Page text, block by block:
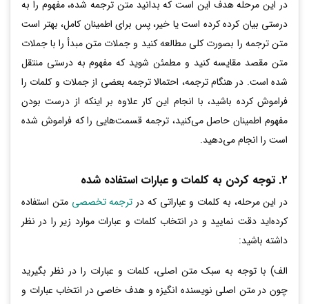
در این مرحله هدف این است که بدانید متن ترجمه شده، مفهوم را به
درستی بیان کرده کرده است یا خیر، پس برای اطمینان کامل، بهتر است
متن ترجمه را بصورت کلی مطالعه کنید و جملات متن مبدأ را با جملات
متن مقصد مقایسه کنید و مطمئن شوید که مفهوم به درستی منتقل
شده است. در هنگام ترجمه، احتمالا ترجمه بعضی از جملات و کلمات را
فراموش کرده باشید، با انجام این کار علاوه بر اینکه از درست بودن
مفهوم اطمینان حاصل می‌کنید، ترجمه قسمت‌هایی را که فراموش شده
است را انجام می‌دهید.
2. توجه کردن به کلمات و عبارات استفاده شده
در این مرحله، به کلمات و عباراتی که در ترجمه تخصصیمتن استفاده
کرده‌اید دقت نمایید و در انتخاب کلمات و عبارات موارد زیر را در نظر
داشته باشید:
الف) با توجه به سبک متن اصلی، کلمات و عبارات را در نظر بگیرید
چون در متن اصلی نویسنده انگیزه و هدف خاصی در انتخاب عبارات و